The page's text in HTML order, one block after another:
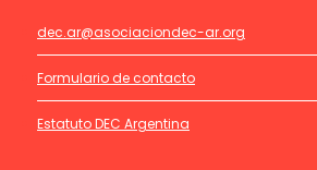
dec.ar@asociaciondec-ar.org
Formulario de contacto
Estatuto DEC Argentina